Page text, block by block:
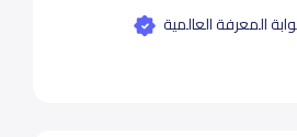
المعرفة العالمية